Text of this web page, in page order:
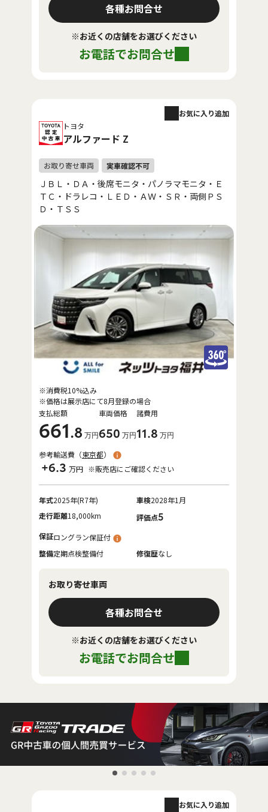
各種お問合せ
※お近くの店舗をお選びください
お電話でお問合せ
トヨタ
アルファード Z
お気に入り追加
ＪＢＬ・ＤＡ・後席モニタ・パノラマモニタ・Ｅ
ＴＣ・ドラレコ・ＬＥＤ・ＡＷ・ＳＲ・両側ＰＳ
Ｄ・ＴＳＳ
支払総額
661.8 万円
車両価格
650 万円
諸費用
11.8 万円
※消費税10%込み
※価格は展示店にて8月登録の場合
参考輸送費（東京都）
+6.3 万円 ※販売店にご確認ください
年式2025年(R7年) 車検2028年1月
走行距離18,000km 評価点5
保証ロングラン保証付
整備定期点検整備付 修復歴なし
お取り寄せ車両
各種お問合せ
※お近くの店舗をお選びください
お電話でお問合せ
お気に入り追加